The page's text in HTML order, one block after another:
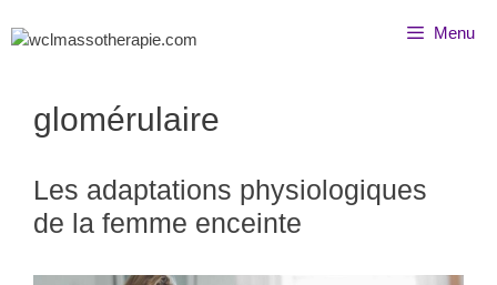
Menu
glomérulaire
Les adaptations physiologiques
de la femme enceinte